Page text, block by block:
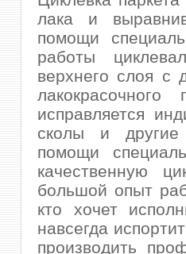
лака и
помощи
работы
верхнего слоя с
исправляется
сколы и другие
помощи
качественную
большой опыт
кто хочет
навсегда
производить